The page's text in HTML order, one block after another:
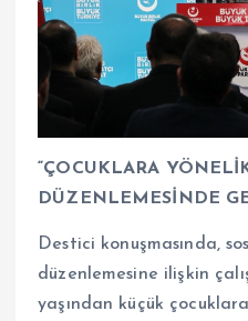
“ÇOCUKLARA
DÜZENLEMESİNDE
Destici konuşmasında,
düzenlemesine ilişkin
yaşından küçük